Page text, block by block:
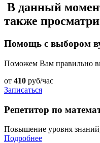
В данный
также
Помощь с выбором
Поможем Вам правильно
от 410 руб/час
Записаться
Репетитор по
Повышение уровня
Подробнее